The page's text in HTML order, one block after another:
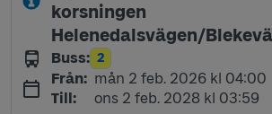
korsningen
Helenedalsvägen/
Buss: Linje
2
Från: måndag 2 februari 2026
mån 2 feb. 2026 kl 04:00
Till: onsdag 2 februari 2028 kl
ons 2 feb. 2028 kl 03:59